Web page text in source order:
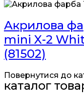
Акрилова
mini X-2
(81502)
Повернутися до
каталог